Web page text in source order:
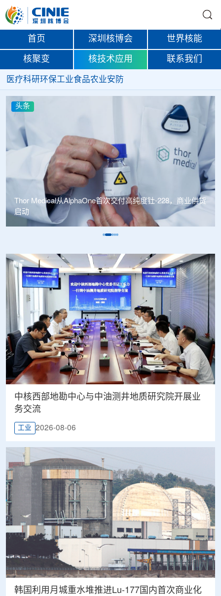
首页 深圳核博会 世界核能
核聚变 核技术应用 联系我们
医疗科研环保工业食品农业安防
头条
Thor Medical从AlphaOne首次交付高纯度钍-228，商业供货
启动
中核西部地勘中心与中油测井地质研究院开展业
务交流
工业 2026-08-06
韩国利用月城重水堆推进Lu-177国内首次商业化